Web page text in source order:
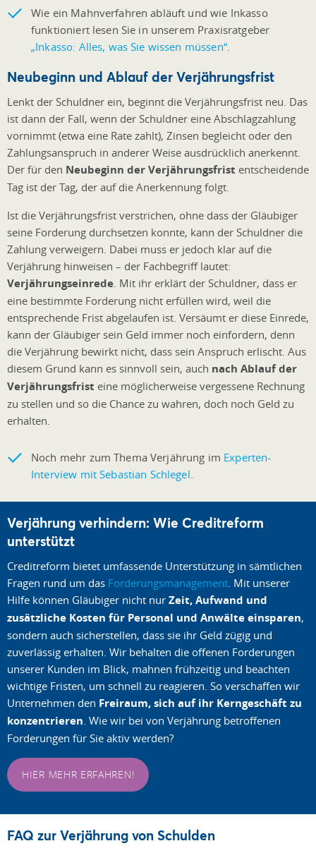
Wie ein Mahnverfahren abläuft und wie Inkasso
funktioniert lesen Sie in unserem Praxisratgeber
„Inkasso: Alles, was Sie wissen müssen“.
Neubeginn und Ablauf der Verjährungsfrist
Lenkt der Schuldner ein, beginnt die Verjährungsfrist neu. Das
ist dann der Fall, wenn der Schuldner eine Abschlagzahlung
vornimmt (etwa eine Rate zahlt), Zinsen begleicht oder den
Zahlungsanspruch in anderer Weise ausdrücklich anerkennt.
Der für den Neubeginn der Verjährungsfrist entscheidende
Tag ist der Tag, der auf die Anerkennung folgt.
Ist die Verjährungsfrist verstrichen, ohne dass der Gläubiger
seine Forderung durchsetzen konnte, kann der Schuldner die
Zahlung verweigern. Dabei muss er jedoch klar auf die
Verjährung hinweisen – der Fachbegriff lautet:
Verjährungseinrede. Mit ihr erklärt der Schuldner, dass er
eine bestimmte Forderung nicht erfüllen wird, weil die
entsprechende Frist abgelaufen ist. Versäumt er diese Einrede,
kann der Gläubiger sein Geld immer noch einfordern, denn
die Verjährung bewirkt nicht, dass sein Anspruch erlischt. Aus
diesem Grund kann es sinnvoll sein, auch nach Ablauf der
Verjährungsfrist eine möglicherweise vergessene Rechnung
zu stellen und so die Chance zu wahren, doch noch Geld zu
erhalten.
Noch mehr zum Thema Verjährung im Experten-
Interview mit Sebastian Schlegel.
Verjährung verhindern: Wie Creditreform
unterstützt
Creditreform bietet umfassende Unterstützung in sämtlichen
Fragen rund um das Forderungsmanagement . Mit unserer
Hilfe können Gläubiger nicht nur Zeit, Aufwand und
zusätzliche Kosten für Personal und Anwälte einsparen,
sondern auch sicherstellen, dass sie ihr Geld zügig und
zuverlässig erhalten. Wir behalten die offenen Forderungen
unserer Kunden im Blick, mahnen frühzeitig und beachten
wichtige Fristen, um schnell zu reagieren. So verschaffen wir
Unternehmen den Freiraum, sich auf ihr Kerngeschäft zu
konzentrieren . Wie wir bei von Verjährung betroffenen
Forderungen für Sie aktiv werden?
HIER MEHR ERFAHREN!
FAQ zur Verjährung von Schulden